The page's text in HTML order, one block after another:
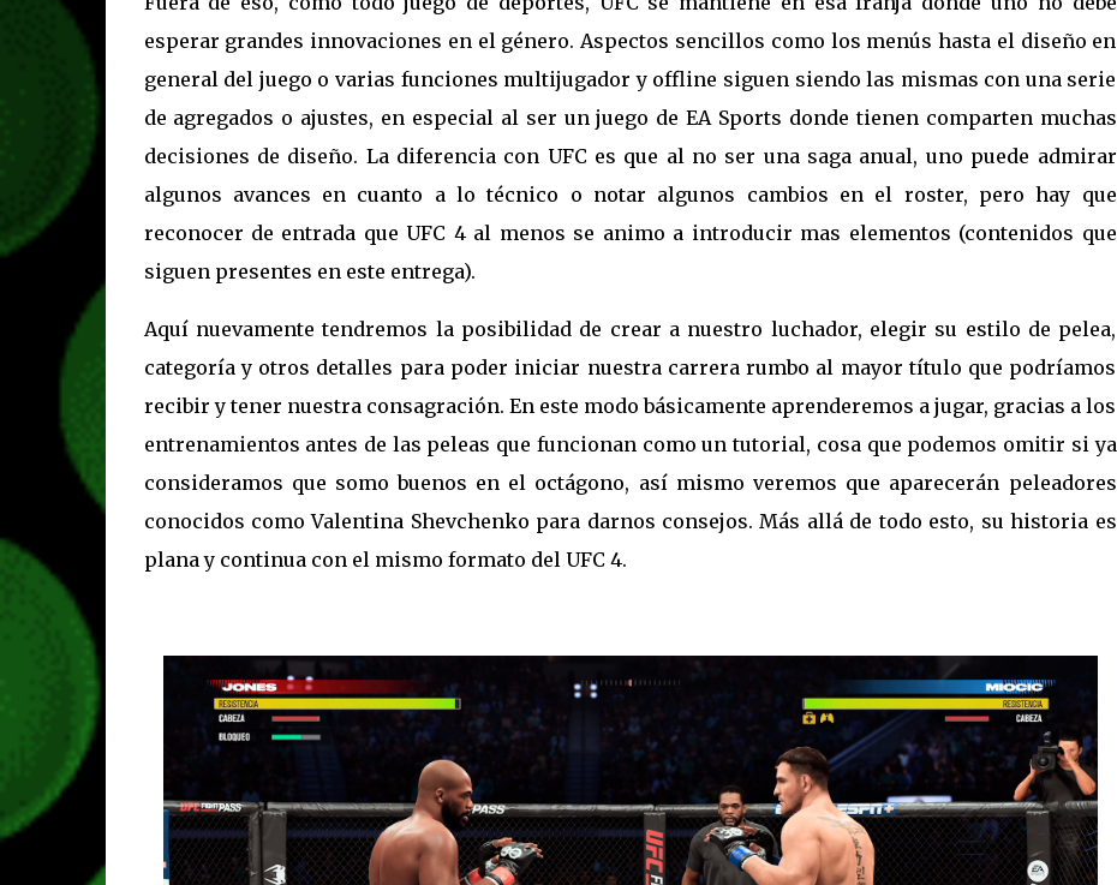
esperar grandes innovaciones en el género. Aspectos sencillos como los menús hasta el diseño en
general del juego o varias funciones multijugador y offline siguen siendo las mismas con una serie
de agregados o ajustes, en especial al ser un juego de EA Sports donde tienen comparten muchas
decisiones de diseño. La diferencia con UFC es que al no ser una saga anual, uno puede admirar
algunos avances en cuanto a lo técnico o notar algunos cambios en el roster, pero hay que
reconocer de entrada que UFC 4 al menos se animo a introducir mas elementos (contenidos que
siguen presentes en este entrega).
Aquí nuevamente tendremos la posibilidad de crear a nuestro luchador, elegir su estilo de pelea,
categoría y otros detalles para poder iniciar nuestra carrera rumbo al mayor título que podríamos
recibir y tener nuestra consagración. En este modo básicamente aprenderemos a jugar, gracias a los
entrenamientos antes de las peleas que funcionan como un tutorial, cosa que podemos omitir si ya
consideramos que somo buenos en el octágono, así mismo veremos que aparecerán peleadores
conocidos como Valentina Shevchenko para darnos consejos. Más allá de todo esto, su historia es
plana y continua con el mismo formato del UFC 4.